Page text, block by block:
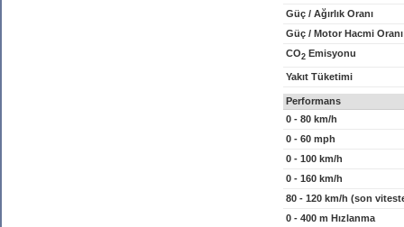
Güç / Ağırlık Oranı
Güç / Motor Hacmi Oranı
CO2 Emisyonu
Yakıt Tüketimi
Performans
0 - 80 km/h
0 - 60 mph
0 - 100 km/h
0 - 160 km/h
80 - 120 km/h (son
0 - 400 m Hızlanma